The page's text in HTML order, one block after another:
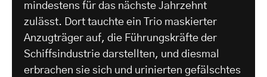
mindestens für das nächste Jahrzehnt
zulässt. Dort tauchte ein Trio maskierter
Anzugträger auf, die Führungskräfte der
Schiffsindustrie darstellten, und diesmal
erbrachen sie sich und urinierten gefälschtes